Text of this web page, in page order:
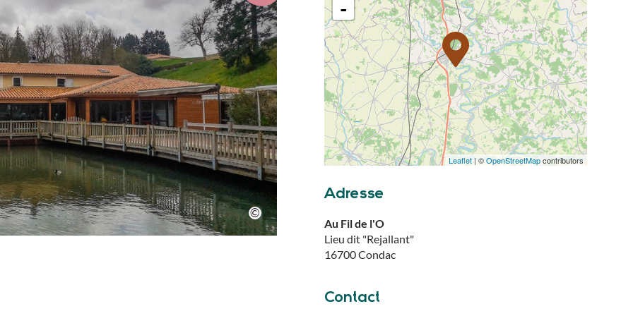
-
Leaflet| ©OpenStreetMapcontributors
Adresse
Au Fil de l'O
Lieu dit "Rejallant"
16700Condac
Contact